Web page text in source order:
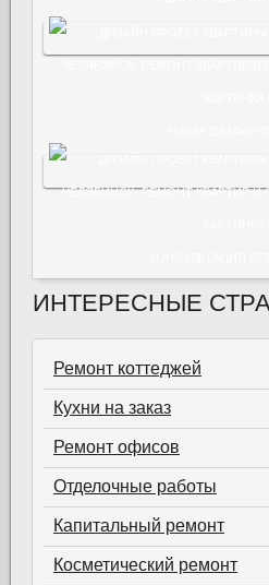
ИНТЕРЕСНЫЕ
Ремонт коттеджей
Кухни на заказ
Ремонт офисов
Отделочные работы
Капитальный ремонт
Косметический ремонт